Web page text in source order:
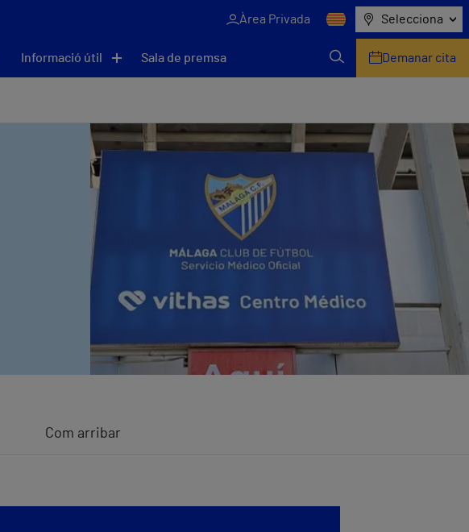
Àrea Privada Selecciona
Informació útil Sala de premsa Demanar cita
Com arribar